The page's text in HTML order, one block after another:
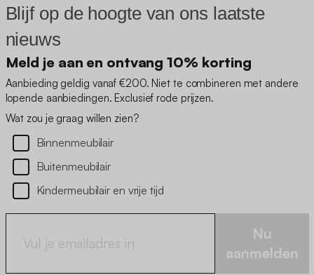
Blijf op de hoogte van ons laatste
nieuws
Meld je aan en ontvang 10% korting
Aanbieding geldig vanaf €200. Niet te combineren met andere
lopende aanbiedingen. Exclusief rode prijzen.
Wat zou je graag willen zien?
Binnenmeubilair
Buitenmeubilair
Kindermeubilair en vrije tijd
Nu
aanmelden